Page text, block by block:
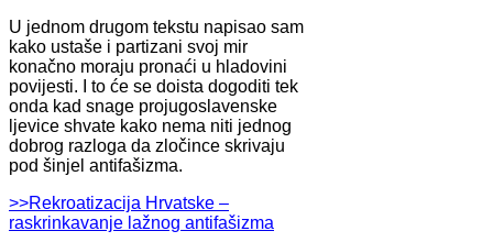
U jednom drugom tekstu napisao sam
kako ustaše i partizani svoj mir
konačno moraju pronaći u hladovini
povijesti. I to će se doista dogoditi tek
onda kad snage projugoslavenske
ljevice shvate kako nema niti jednog
dobrog razloga da zločince skrivaju
pod šinjel antifašizma.
>>Rekroatizacija Hrvatske –
raskrinkavanje lažnog antifašizma